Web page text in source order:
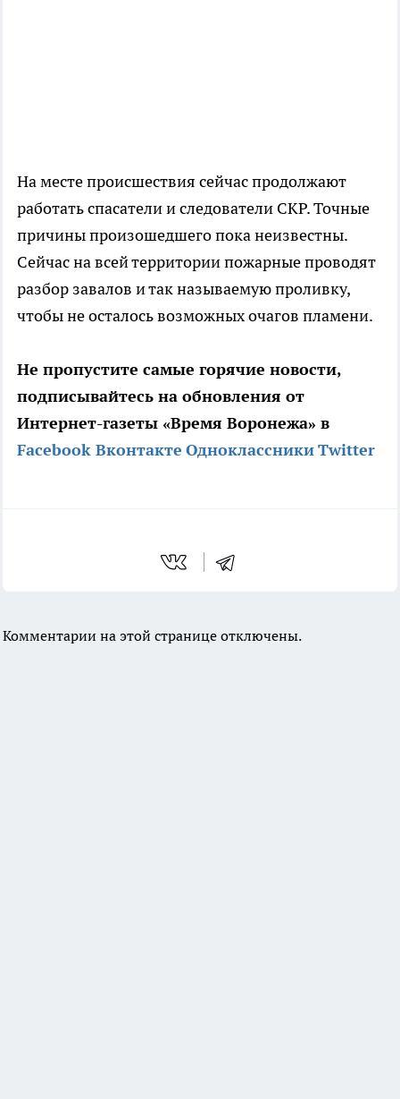
На месте происшествия сейчас продолжают
работать спасатели и следователи СКР. Точные
причины произошедшего пока неизвестны.
Сейчас на всей территории пожарные проводят
разбор завалов и так называемую проливку,
чтобы не осталось возможных очагов пламени.
Не пропустите самые горячие новости,
подписывайтесь на обновления от
Интернет-газеты «Время Воронежа» в
Facebook Вконтакте ОдноклассникиTwitter
Комментарии на этой странице отключены.